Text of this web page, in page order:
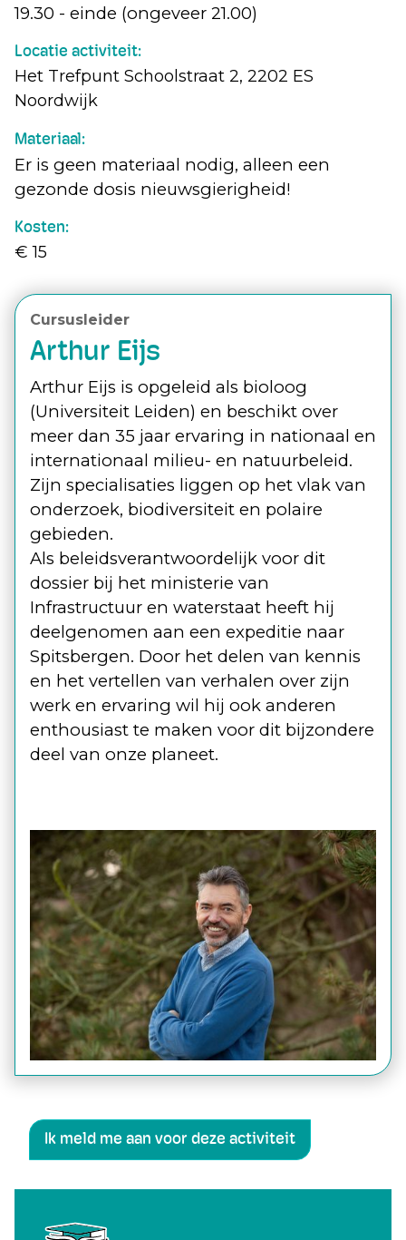
19.30 - einde (ongeveer 21.00)
Locatie activiteit:
Het Trefpunt Schoolstraat 2, 2202 ES
Noordwijk
Materiaal:
Er is geen materiaal nodig, alleen een
gezonde dosis nieuwsgierigheid!
Kosten:
€ 15
Cursusleider
Arthur Eijs
Arthur Eijs is opgeleid als bioloog
(Universiteit Leiden) en beschikt over
meer dan 35 jaar ervaring in nationaal en
internationaal milieu- en natuurbeleid.
Zijn specialisaties liggen op het vlak van
onderzoek, biodiversiteit en polaire
gebieden.
Als beleidsverantwoordelijk voor dit
dossier bij het ministerie van
Infrastructuur en waterstaat heeft hij
deelgenomen aan een expeditie naar
Spitsbergen. Door het delen van kennis
en het vertellen van verhalen over zijn
werk en ervaring wil hij ook anderen
enthousiast te maken voor dit bijzondere
deel van onze planeet.
Ik meld me aan voor deze activiteit